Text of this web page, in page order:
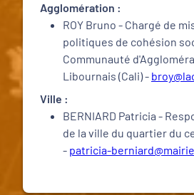
Agglomération :
ROY Bruno - Chargé de
politiques de cohésion
Communauté
Libournais (Cali) -
Ville :
BERNIARD Patricia -
de la ville du quartier du
- patricia-